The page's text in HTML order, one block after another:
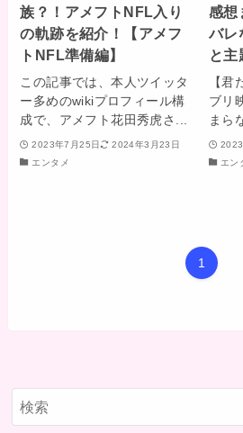
族？！アメフトNFL入り
の軌跡を紹介！【アメフ
トNFL準備編】
この記事では、本人ツイッタ
ー多めのwikiプロフィール構
成で、アメフト花田秀虎さ...
2023年7月25日
2024年3月23日
エンタメ
感想
バレ
と主
【
ブリ
まら
エン
1